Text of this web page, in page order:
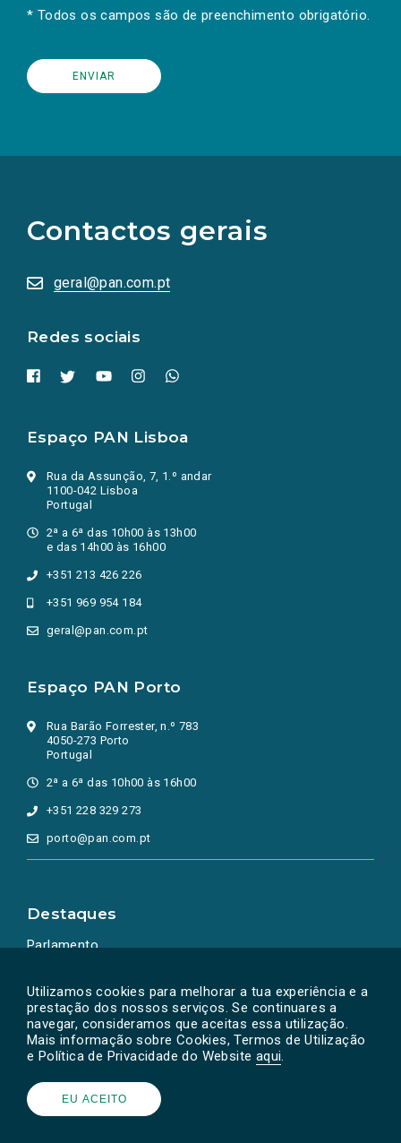
Utilizamos cookies para melhorar a tua experiência e a
prestação dos nossos serviços. Se continuares a
navegar, consideramos que aceitas essa utilização.
Mais informação sobre Cookies, Termos de Utilização
e Política de Privacidade do Website aqui.
EU ACEITO
* Todos os campos são de preenchimento obrigatório.
Contactos gerais
geral@pan.com.pt
Redes sociais
redes
sociais
numa
nova
Espaço PAN Lisboa
Rua da Assunção, 7, 1.º andar
1100-042 Lisboa
Portugal
2ª a 6ª das 10h00 às 13h00
e das 14h00 às 16h00
+351 213 426 226
+351 969 954 184
geral@pan.com.pt
Espaço PAN Porto
Rua Barão Forrester, n.º 783
4050-273 Porto
Portugal
2ª a 6ª das 10h00 às 16h00
+351 228 329 273
porto@pan.com.pt
Destaques
Parlamento
Powered by © PAN 2026